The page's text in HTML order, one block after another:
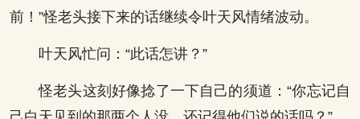
前！”怪老头接下来的话继续令叶天风情绪波动。
叶天风忙问：“此话怎讲？”
怪老头这刻好像捻了一下自己的须道：“你忘记自